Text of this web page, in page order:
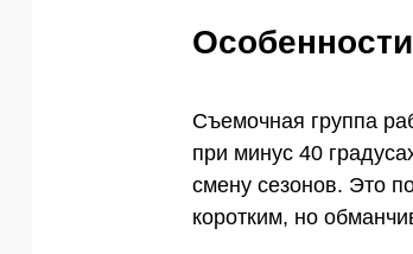
Съемочная группа
при минус 40
смену сезонов. Это
коротким, но